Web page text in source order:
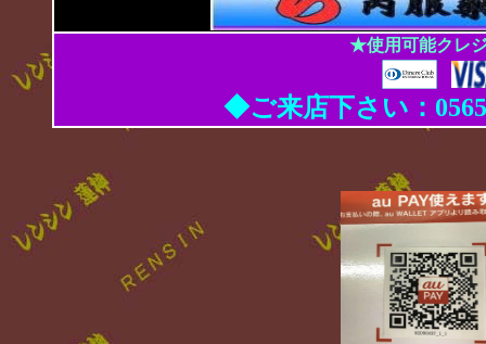
★使用可能クレ
◆ご来店下さい：